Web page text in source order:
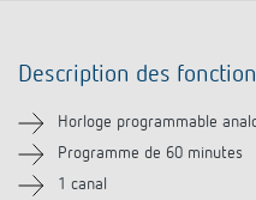
Informations techniques
Téléchargements
Description des
Horloge programmable
Programme de 60 minutes
1 canal